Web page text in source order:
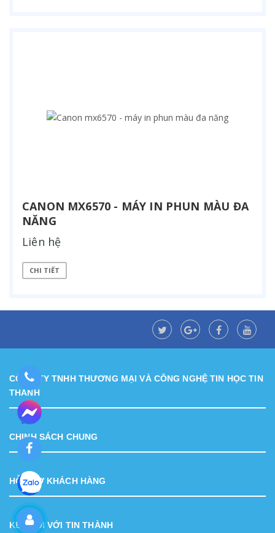
CANON MX6570 - MÁY IN PHUN MÀU ĐA
NĂNG
Liên hệ
CHI TIẾT
CÔNG TY TNHH THƯƠNG MẠI VÀ CÔNG NGHỆ TIN HỌC TIN
THÀNH
CHINH SÁCH CHUNG
HỖ TRỢ KHÁCH HÀNG
KẾT NỐI VỚI TIN THÀNH